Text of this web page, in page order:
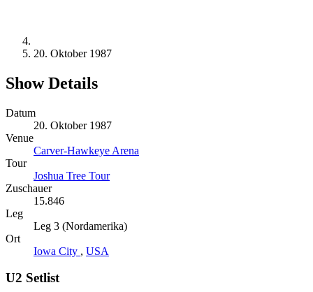
20. Oktober 1987
Show Details
Datum
20. Oktober 1987
Venue
Carver-Hawkeye Arena
Tour
Joshua Tree Tour
Zuschauer
15.846
Leg
Leg 3 (Nordamerika)
Ort
Iowa City , USA
U2 Setlist